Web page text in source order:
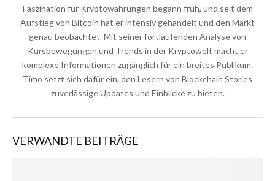
Faszination für Kryptowährungen begann früh, und seit dem
Aufstieg von Bitcoin hat er intensiv gehandelt und den Markt
genau beobachtet. Mit seiner fortlaufenden Analyse von
Kursbewegungen und Trends in der Kryptowelt macht er
komplexe Informationen zugänglich für ein breites Publikum.
Timo setzt sich dafür ein, den Lesern von Blockchain Stories
zuverlässige Updates und Einblicke zu bieten.
VERWANDTE BEITRÄGE